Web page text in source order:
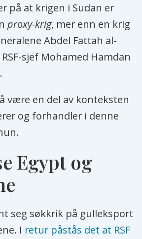
på at krigen i Sudan er
proxy-krig, mer enn en krig
Abdel Fattah al-
sjef Mohamed Hamdan
være en del av konteksten
og forhandler i denne
Egypt og
seg søkkrik på gulleksport
I retur påstås det at RSF